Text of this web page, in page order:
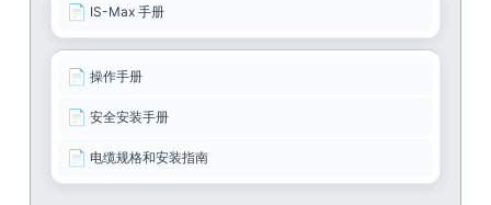
📄 IS-Max 手册
📄 操作手册
📄 安全安装手册
📄 电缆规格和安装指南